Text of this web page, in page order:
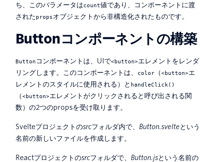
ち、このパラメータはcount値であり、コンポーネントに渡
されたpropsオブジェクトから非構造化されたものです。
Buttonコンポーネントの構築
Button コンポーネントは、UIで<button>エレメントをレンダ
リングします。このコンポーネントは、
color （<button>エ
レメントのスタイルに使用される）と handleClick()
（<button>エレメントがクリックされると呼び出される関
数）の2つのpropsを受け取ります。
Svelteプロジェクトのsrcフォルダ内で、 Button.svelteという
名前の新しいファイルを作成します。
Reactプロジェクトのsrcフォルダで、 Button.jsという名前の